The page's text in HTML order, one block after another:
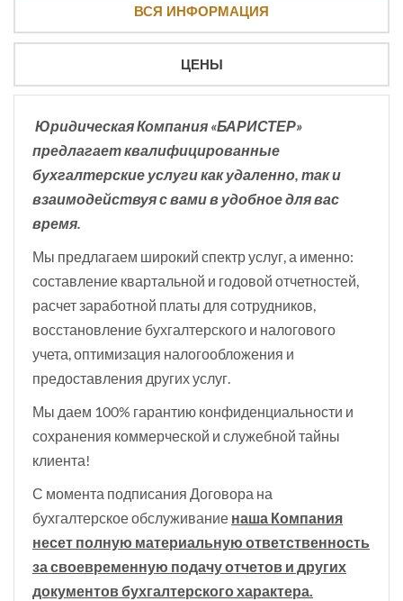
ВСЯ ИНФОРМАЦИЯ
ЦЕНЫ
Юридическая Компания «БАРИСТЕР»
предлагает квалифицированные
бухгалтерские услуги как удаленно, так и
взаимодействуя с вами в удобное для вас
время.
Мы предлагаем широкий спектр услуг, а именно:
составление квартальной и годовой отчетностей,
расчет заработной платы для сотрудников,
восстановление бухгалтерского и налогового
учета, оптимизация налогообложения и
предоставления других услуг.
Мы даем 100% гарантию конфиденциальности и
сохранения коммерческой и служебной тайны
клиента!
С момента подписания Договора на
бухгалтерское обслуживание наша Компания
несет полную материальную ответственность
за своевременную подачу отчетов и других
документов бухгалтерского характера.